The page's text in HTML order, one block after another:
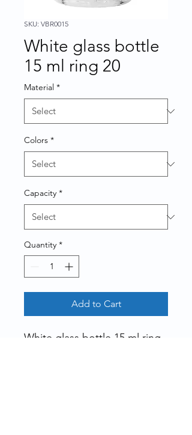
SKU: VBR0015
White glass bottle
15 ml ring 20
Material *
Colors *
Capacity *
Quantity *
Add to Cart
White glass bottle 15 ml ring